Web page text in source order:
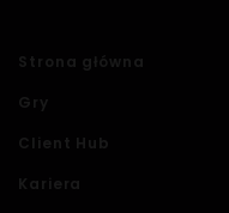
Strona główna
Gry
Client Hub
Kariera